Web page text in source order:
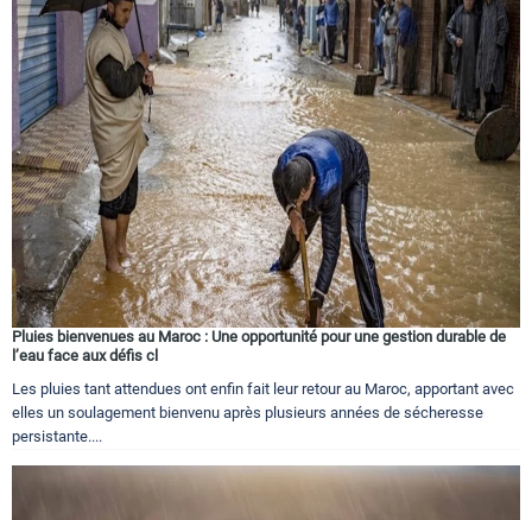
Pluies bienvenues au Maroc : Une opportunité pour une gestion durable de
l’eau face aux défis cl
Les pluies tant attendues ont enfin fait leur retour au Maroc, apportant avec
elles un soulagement bienvenu après plusieurs années de sécheresse
persistante....